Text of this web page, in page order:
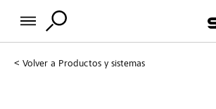
Volver a Productos y sistemas